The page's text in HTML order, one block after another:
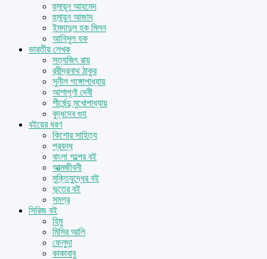
হুমায়ূন আহমেদ
হুমায়ুন আজাদ
ইমদাদুল হক মিলন
আনিসুল হক
ভারতীয় লেখক
সত্যজিৎ রায়
রবীন্দ্রনাথ ঠাকুর
সুনীল গঙ্গোপাধ্যায়
আশাপূর্ণা দেবী
শীর্ষেন্দু মুখোপাধ্যায়
বুদ্ধদেব গুহ
বইয়ের ধরণ
কিশোর সাহিত্য
প্রবন্ধ
বাংলা গল্পের বই
আত্মজীবনী
মুক্তিযুদ্ধের বই
ভূতের বই
সমগ্র
সিরিজ বই
হিমু
মিসির আলি
ফেলুদা
কাকাবাবু